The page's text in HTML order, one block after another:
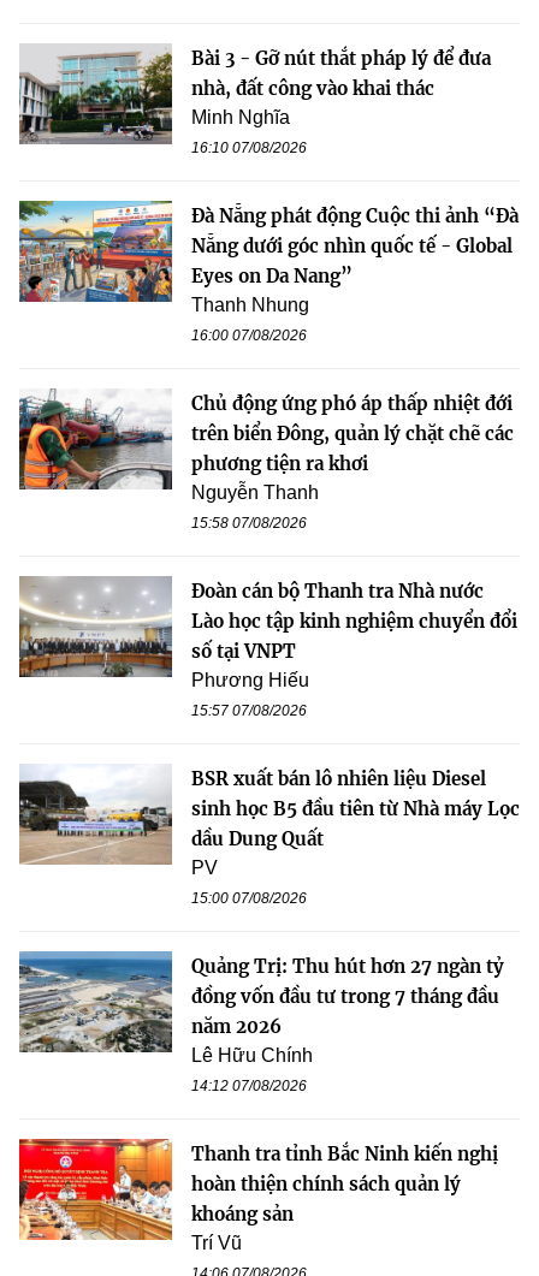
Bài 3 - Gỡ nút thắt pháp lý để đưa
nhà, đất công vào khai thác
Minh Nghĩa
16:10 07/08/2026
Đà Nẵng phát động Cuộc thi ảnh “Đà
Nẵng dưới góc nhìn quốc tế - Global
Eyes on Da Nang”
Thanh Nhung
16:00 07/08/2026
Chủ động ứng phó áp thấp nhiệt đới
trên biển Đông, quản lý chặt chẽ các
phương tiện ra khơi
Nguyễn Thanh
15:58 07/08/2026
Đoàn cán bộ Thanh tra Nhà nước
Lào học tập kinh nghiệm chuyển đổi
số tại VNPT
Phương Hiếu
15:57 07/08/2026
BSR xuất bán lô nhiên liệu Diesel
sinh học B5 đầu tiên từ Nhà máy Lọc
dầu Dung Quất
PV
15:00 07/08/2026
Quảng Trị: Thu hút hơn 27 ngàn tỷ
đồng vốn đầu tư trong 7 tháng đầu
năm 2026
Lê Hữu Chính
14:12 07/08/2026
Thanh tra tỉnh Bắc Ninh kiến nghị
hoàn thiện chính sách quản lý
khoáng sản
Trí Vũ